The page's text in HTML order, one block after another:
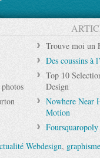
Trouve moi un
Des coussins à
Top 10
Design
Nowhere Near
Motion
Webdesign, graphisme